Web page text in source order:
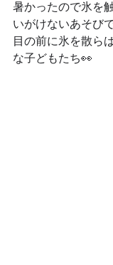
暑かったので氷を
いがけないあそび
目の前に氷を散ら
な子どもたち👀